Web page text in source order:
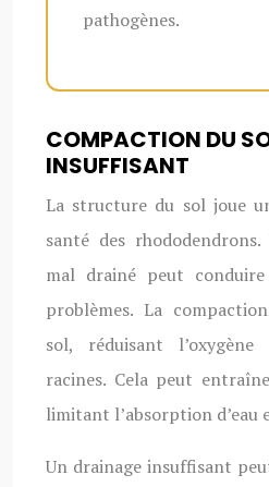
pathogènes.
COMPACTION DU
INSUFFISANT
La structure du sol joue
santé des
mal drainé peut
problèmes. La
sol, réduisant
racines. Cela peut
limitant l’absorption d’eau
Un drainage insuffisant